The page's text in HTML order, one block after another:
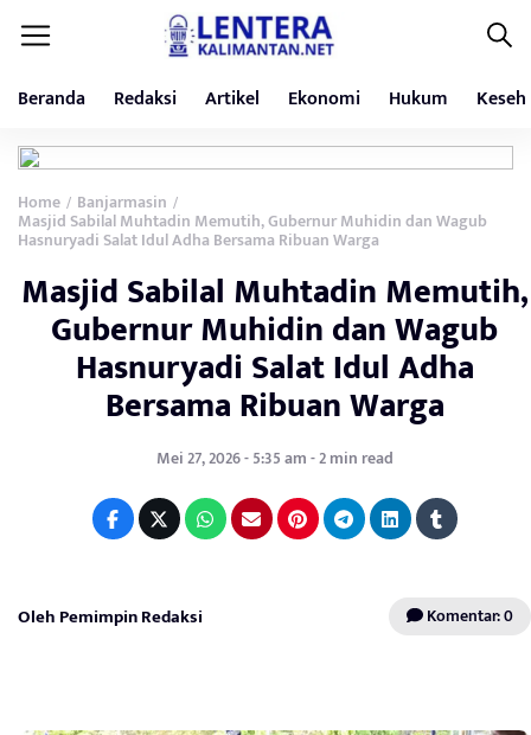
Beranda Redaksi Artikel Ekonomi Hukum
Home / Banjarmasin /
Masjid Sabilal Muhtadin Memutih, Gubernur Muhidin dan Wagub
Hasnuryadi Salat Idul Adha Bersama Ribuan Warga
Masjid Sabilal Muhtadin Memutih,
Gubernur Muhidin dan Wagub
Hasnuryadi Salat Idul Adha
Bersama Ribuan Warga
Mei 27, 2026 - 5:35 am - 2 min read
Oleh Pemimpin Redaksi Komentar: 0